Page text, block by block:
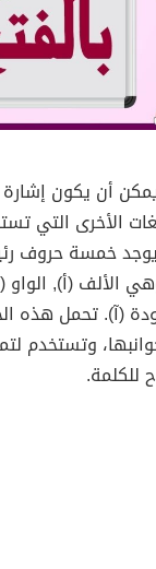
يمكن أن يكون
الأخرى التي
يوجد خمسة حروف
الألف (أ), الواو
(آ). تحمل هذه
وتستخدم
للكلمة.